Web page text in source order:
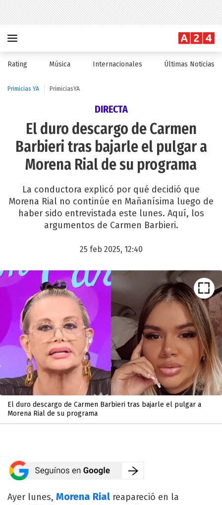
Rating Música Internacionales Últimas Noticias
Primicias YA PrimiciasYA
DIRECTA
El duro descargo de Carmen
Barbieri tras bajarle el pulgar a
Morena Rial de su programa
La conductora explicó por qué decidió que
Morena Rial no continúe en Mañanísima luego de
haber sido entrevistada este lunes. Aquí, los
argumentos de Carmen Barbieri.
25 feb 2025, 12:40
El duro descargo de Carmen Barbieri tras bajarle el pulgar a
Morena Rial de su programa
Ayer lunes, Morena Rial reapareció en la